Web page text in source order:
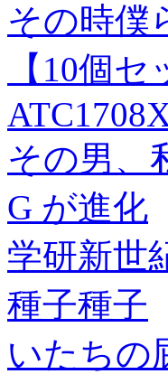
その時僕
【10個
その男、
G が進化
学研新世
種子種子
いたちの